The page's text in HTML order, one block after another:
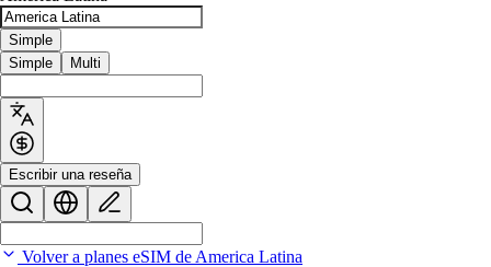
Simple
Simple
Multi
Escribir una reseña
Volver a planes eSIM de America Latina